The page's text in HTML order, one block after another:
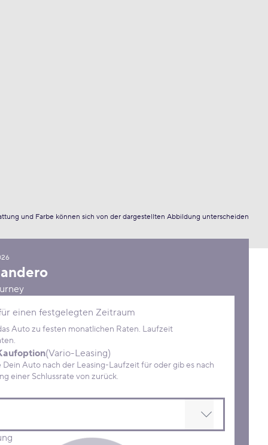
und Farbe können sich von der dargestellten Abbildung unterscheiden
einen festgelegten Zeitraum
Auto zu festen monatlichen Raten. Laufzeit
(Vario-Leasing)
Auto nach der Leasing-Laufzeit für oder gib es nach
Zahlung einer Schlussrate von zurück.